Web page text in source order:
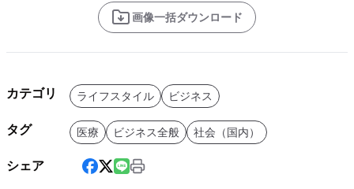
画像一括ダウンロード
カテゴリ ライフスタイル ビジネス
タグ 医療 ビジネス全般 社会（国内）
シェア